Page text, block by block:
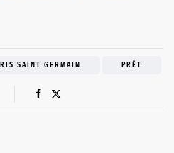
SAINT GERMAIN PRÊT